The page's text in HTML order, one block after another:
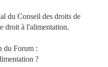
du Conseil des droits de
droit à l'alimentation.
du Forum :
?